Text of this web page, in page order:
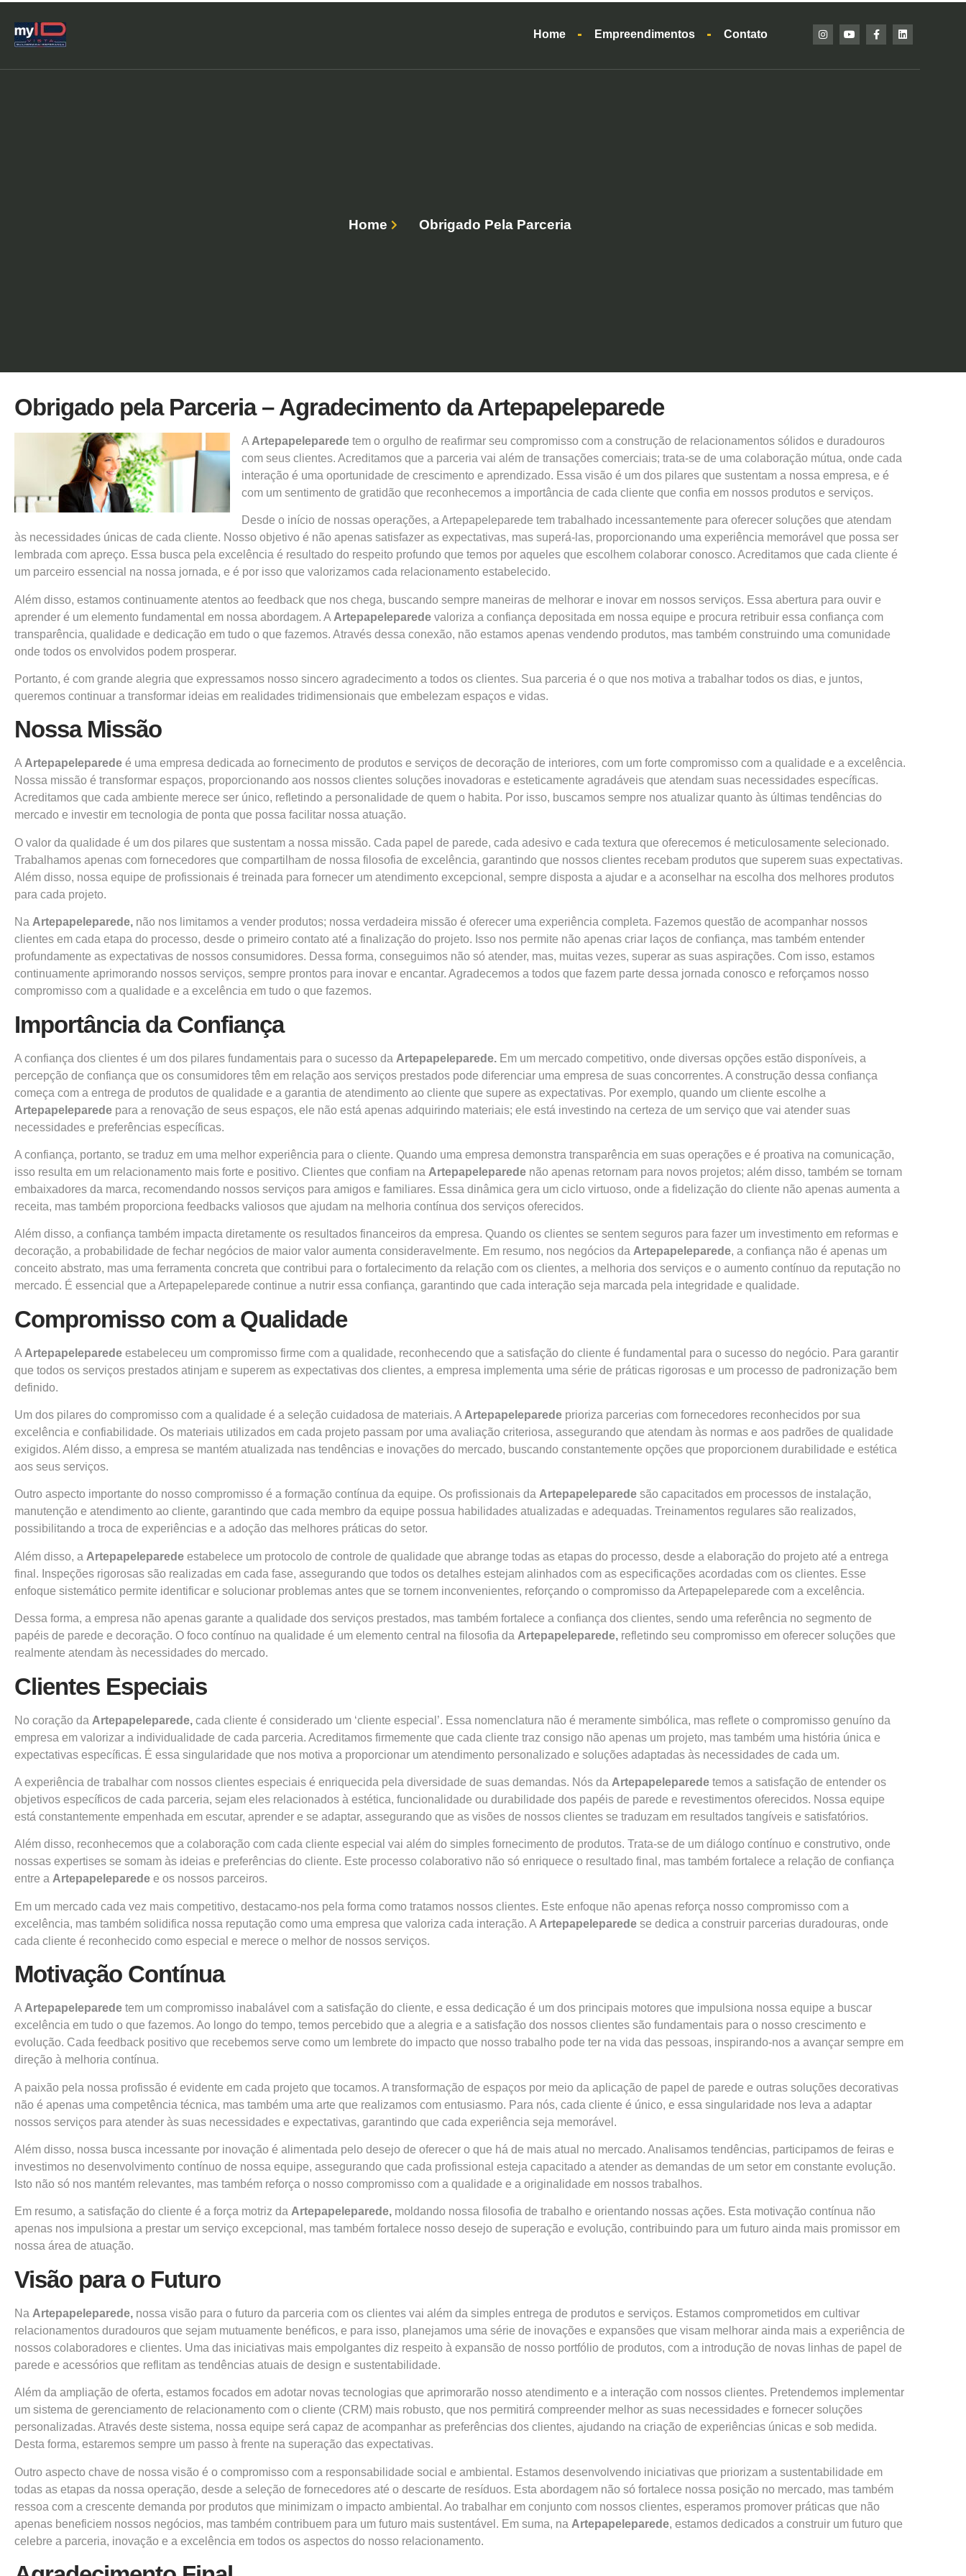
Home Empreendimentos Contato
Home Obrigado Pela Parceria
Obrigado pela Parceria – Agradecimento da Artepapeleparede
A Artepapeleparede tem o orgulho de reafirmar seu compromisso com a construção de relacionamentos sólidos e duradouros
com seus clientes. Acreditamos que a parceria vai além de transações comerciais; trata-se de uma colaboração mútua, onde cada
interação é uma oportunidade de crescimento e aprendizado. Essa visão é um dos pilares que sustentam a nossa empresa, e é
com um sentimento de gratidão que reconhecemos a importância de cada cliente que confia em nossos produtos e serviços.
Desde o início de nossas operações, a Artepapeleparede tem trabalhado incessantemente para oferecer soluções que atendam
às necessidades únicas de cada cliente. Nosso objetivo é não apenas satisfazer as expectativas, mas superá-las, proporcionando uma experiência memorável que possa ser
lembrada com apreço. Essa busca pela excelência é resultado do respeito profundo que temos por aqueles que escolhem colaborar conosco. Acreditamos que cada cliente é
um parceiro essencial na nossa jornada, e é por isso que valorizamos cada relacionamento estabelecido.
Além disso, estamos continuamente atentos ao feedback que nos chega, buscando sempre maneiras de melhorar e inovar em nossos serviços. Essa abertura para ouvir e
aprender é um elemento fundamental em nossa abordagem. A Artepapeleparede valoriza a confiança depositada em nossa equipe e procura retribuir essa confiança com
transparência, qualidade e dedicação em tudo o que fazemos. Através dessa conexão, não estamos apenas vendendo produtos, mas também construindo uma comunidade
onde todos os envolvidos podem prosperar.
Portanto, é com grande alegria que expressamos nosso sincero agradecimento a todos os clientes. Sua parceria é o que nos motiva a trabalhar todos os dias, e juntos,
queremos continuar a transformar ideias em realidades tridimensionais que embelezam espaços e vidas.
Nossa Missão
A Artepapeleparede é uma empresa dedicada ao fornecimento de produtos e serviços de decoração de interiores, com um forte compromisso com a qualidade e a excelência.
Nossa missão é transformar espaços, proporcionando aos nossos clientes soluções inovadoras e esteticamente agradáveis que atendam suas necessidades específicas.
Acreditamos que cada ambiente merece ser único, refletindo a personalidade de quem o habita. Por isso, buscamos sempre nos atualizar quanto às últimas tendências do
mercado e investir em tecnologia de ponta que possa facilitar nossa atuação.
O valor da qualidade é um dos pilares que sustentam a nossa missão. Cada papel de parede, cada adesivo e cada textura que oferecemos é meticulosamente selecionado.
Trabalhamos apenas com fornecedores que compartilham de nossa filosofia de excelência, garantindo que nossos clientes recebam produtos que superem suas expectativas.
Além disso, nossa equipe de profissionais é treinada para fornecer um atendimento excepcional, sempre disposta a ajudar e a aconselhar na escolha dos melhores produtos
para cada projeto.
Na Artepapeleparede, não nos limitamos a vender produtos; nossa verdadeira missão é oferecer uma experiência completa. Fazemos questão de acompanhar nossos
clientes em cada etapa do processo, desde o primeiro contato até a finalização do projeto. Isso nos permite não apenas criar laços de confiança, mas também entender
profundamente as expectativas de nossos consumidores. Dessa forma, conseguimos não só atender, mas, muitas vezes, superar as suas aspirações. Com isso, estamos
continuamente aprimorando nossos serviços, sempre prontos para inovar e encantar. Agradecemos a todos que fazem parte dessa jornada conosco e reforçamos nosso
compromisso com a qualidade e a excelência em tudo o que fazemos.
Importância da Confiança
A confiança dos clientes é um dos pilares fundamentais para o sucesso da Artepapeleparede. Em um mercado competitivo, onde diversas opções estão disponíveis, a
percepção de confiança que os consumidores têm em relação aos serviços prestados pode diferenciar uma empresa de suas concorrentes. A construção dessa confiança
começa com a entrega de produtos de qualidade e a garantia de atendimento ao cliente que supere as expectativas. Por exemplo, quando um cliente escolhe a
Artepapeleparede para a renovação de seus espaços, ele não está apenas adquirindo materiais; ele está investindo na certeza de um serviço que vai atender suas
necessidades e preferências específicas.
A confiança, portanto, se traduz em uma melhor experiência para o cliente. Quando uma empresa demonstra transparência em suas operações e é proativa na comunicação,
isso resulta em um relacionamento mais forte e positivo. Clientes que confiam na Artepapeleparede não apenas retornam para novos projetos; além disso, também se tornam
embaixadores da marca, recomendando nossos serviços para amigos e familiares. Essa dinâmica gera um ciclo virtuoso, onde a fidelização do cliente não apenas aumenta a
receita, mas também proporciona feedbacks valiosos que ajudam na melhoria contínua dos serviços oferecidos.
Além disso, a confiança também impacta diretamente os resultados financeiros da empresa. Quando os clientes se sentem seguros para fazer um investimento em reformas e
decoração, a probabilidade de fechar negócios de maior valor aumenta consideravelmente. Em resumo, nos negócios da Artepapeleparede, a confiança não é apenas um
conceito abstrato, mas uma ferramenta concreta que contribui para o fortalecimento da relação com os clientes, a melhoria dos serviços e o aumento contínuo da reputação no
mercado. É essencial que a Artepapeleparede continue a nutrir essa confiança, garantindo que cada interação seja marcada pela integridade e qualidade.
Compromisso com a Qualidade
A Artepapeleparede estabeleceu um compromisso firme com a qualidade, reconhecendo que a satisfação do cliente é fundamental para o sucesso do negócio. Para garantir
que todos os serviços prestados atinjam e superem as expectativas dos clientes, a empresa implementa uma série de práticas rigorosas e um processo de padronização bem
definido.
Um dos pilares do compromisso com a qualidade é a seleção cuidadosa de materiais. A Artepapeleparede prioriza parcerias com fornecedores reconhecidos por sua
excelência e confiabilidade. Os materiais utilizados em cada projeto passam por uma avaliação criteriosa, assegurando que atendam às normas e aos padrões de qualidade
exigidos. Além disso, a empresa se mantém atualizada nas tendências e inovações do mercado, buscando constantemente opções que proporcionem durabilidade e estética
aos seus serviços.
Outro aspecto importante do nosso compromisso é a formação contínua da equipe. Os profissionais da Artepapeleparede são capacitados em processos de instalação,
manutenção e atendimento ao cliente, garantindo que cada membro da equipe possua habilidades atualizadas e adequadas. Treinamentos regulares são realizados,
possibilitando a troca de experiências e a adoção das melhores práticas do setor.
Além disso, a Artepapeleparede estabelece um protocolo de controle de qualidade que abrange todas as etapas do processo, desde a elaboração do projeto até a entrega
final. Inspeções rigorosas são realizadas em cada fase, assegurando que todos os detalhes estejam alinhados com as especificações acordadas com os clientes. Esse
enfoque sistemático permite identificar e solucionar problemas antes que se tornem inconvenientes, reforçando o compromisso da Artepapeleparede com a excelência.
Dessa forma, a empresa não apenas garante a qualidade dos serviços prestados, mas também fortalece a confiança dos clientes, sendo uma referência no segmento de
papéis de parede e decoração. O foco contínuo na qualidade é um elemento central na filosofia da Artepapeleparede, refletindo seu compromisso em oferecer soluções que
realmente atendam às necessidades do mercado.
Clientes Especiais
No coração da Artepapeleparede, cada cliente é considerado um ‘cliente especial’. Essa nomenclatura não é meramente simbólica, mas reflete o compromisso genuíno da
empresa em valorizar a individualidade de cada parceria. Acreditamos firmemente que cada cliente traz consigo não apenas um projeto, mas também uma história única e
expectativas específicas. É essa singularidade que nos motiva a proporcionar um atendimento personalizado e soluções adaptadas às necessidades de cada um.
A experiência de trabalhar com nossos clientes especiais é enriquecida pela diversidade de suas demandas. Nós da Artepapeleparede temos a satisfação de entender os
objetivos específicos de cada parceria, sejam eles relacionados à estética, funcionalidade ou durabilidade dos papéis de parede e revestimentos oferecidos. Nossa equipe
está constantemente empenhada em escutar, aprender e se adaptar, assegurando que as visões de nossos clientes se traduzam em resultados tangíveis e satisfatórios.
Além disso, reconhecemos que a colaboração com cada cliente especial vai além do simples fornecimento de produtos. Trata-se de um diálogo contínuo e construtivo, onde
nossas expertises se somam às ideias e preferências do cliente. Este processo colaborativo não só enriquece o resultado final, mas também fortalece a relação de confiança
entre a Artepapeleparede e os nossos parceiros.
Em um mercado cada vez mais competitivo, destacamo-nos pela forma como tratamos nossos clientes. Este enfoque não apenas reforça nosso compromisso com a
excelência, mas também solidifica nossa reputação como uma empresa que valoriza cada interação. A Artepapeleparede se dedica a construir parcerias duradouras, onde
cada cliente é reconhecido como especial e merece o melhor de nossos serviços.
Motivação Contínua
A Artepapeleparede tem um compromisso inabalável com a satisfação do cliente, e essa dedicação é um dos principais motores que impulsiona nossa equipe a buscar
excelência em tudo o que fazemos. Ao longo do tempo, temos percebido que a alegria e a satisfação dos nossos clientes são fundamentais para o nosso crescimento e
evolução. Cada feedback positivo que recebemos serve como um lembrete do impacto que nosso trabalho pode ter na vida das pessoas, inspirando-nos a avançar sempre em
direção à melhoria contínua.
A paixão pela nossa profissão é evidente em cada projeto que tocamos. A transformação de espaços por meio da aplicação de papel de parede e outras soluções decorativas
não é apenas uma competência técnica, mas também uma arte que realizamos com entusiasmo. Para nós, cada cliente é único, e essa singularidade nos leva a adaptar
nossos serviços para atender às suas necessidades e expectativas, garantindo que cada experiência seja memorável.
Além disso, nossa busca incessante por inovação é alimentada pelo desejo de oferecer o que há de mais atual no mercado. Analisamos tendências, participamos de feiras e
investimos no desenvolvimento contínuo de nossa equipe, assegurando que cada profissional esteja capacitado a atender as demandas de um setor em constante evolução.
Isto não só nos mantém relevantes, mas também reforça o nosso compromisso com a qualidade e a originalidade em nossos trabalhos.
Em resumo, a satisfação do cliente é a força motriz da Artepapeleparede, moldando nossa filosofia de trabalho e orientando nossas ações. Esta motivação contínua não
apenas nos impulsiona a prestar um serviço excepcional, mas também fortalece nosso desejo de superação e evolução, contribuindo para um futuro ainda mais promissor em
nossa área de atuação.
Visão para o Futuro
Na Artepapeleparede, nossa visão para o futuro da parceria com os clientes vai além da simples entrega de produtos e serviços. Estamos comprometidos em cultivar
relacionamentos duradouros que sejam mutuamente benéficos, e para isso, planejamos uma série de inovações e expansões que visam melhorar ainda mais a experiência de
nossos colaboradores e clientes. Uma das iniciativas mais empolgantes diz respeito à expansão de nosso portfólio de produtos, com a introdução de novas linhas de papel de
parede e acessórios que reflitam as tendências atuais de design e sustentabilidade.
Além da ampliação de oferta, estamos focados em adotar novas tecnologias que aprimorarão nosso atendimento e a interação com nossos clientes. Pretendemos implementar
um sistema de gerenciamento de relacionamento com o cliente (CRM) mais robusto, que nos permitirá compreender melhor as suas necessidades e fornecer soluções
personalizadas. Através deste sistema, nossa equipe será capaz de acompanhar as preferências dos clientes, ajudando na criação de experiências únicas e sob medida.
Desta forma, estaremos sempre um passo à frente na superação das expectativas.
Outro aspecto chave de nossa visão é o compromisso com a responsabilidade social e ambiental. Estamos desenvolvendo iniciativas que priorizam a sustentabilidade em
todas as etapas da nossa operação, desde a seleção de fornecedores até o descarte de resíduos. Esta abordagem não só fortalece nossa posição no mercado, mas também
ressoa com a crescente demanda por produtos que minimizam o impacto ambiental. Ao trabalhar em conjunto com nossos clientes, esperamos promover práticas que não
apenas beneficiem nossos negócios, mas também contribuem para um futuro mais sustentável. Em suma, na Artepapeleparede, estamos dedicados a construir um futuro que
celebre a parceria, inovação e a excelência em todos os aspectos do nosso relacionamento.